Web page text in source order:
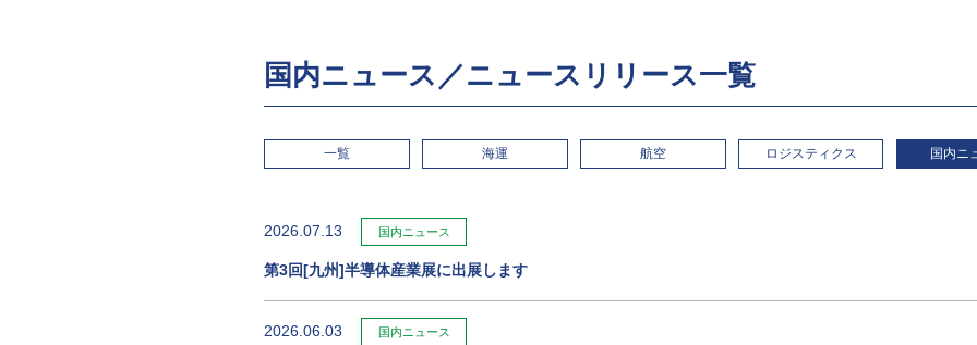
国内ニュース／ニュースリリース一覧
一覧 海運 航空 ロジスティクス 国内ニ
2026.07.13 国内ニュース
第3回[九州]半導体産業展に出展します
2026.06.03 国内ニュース